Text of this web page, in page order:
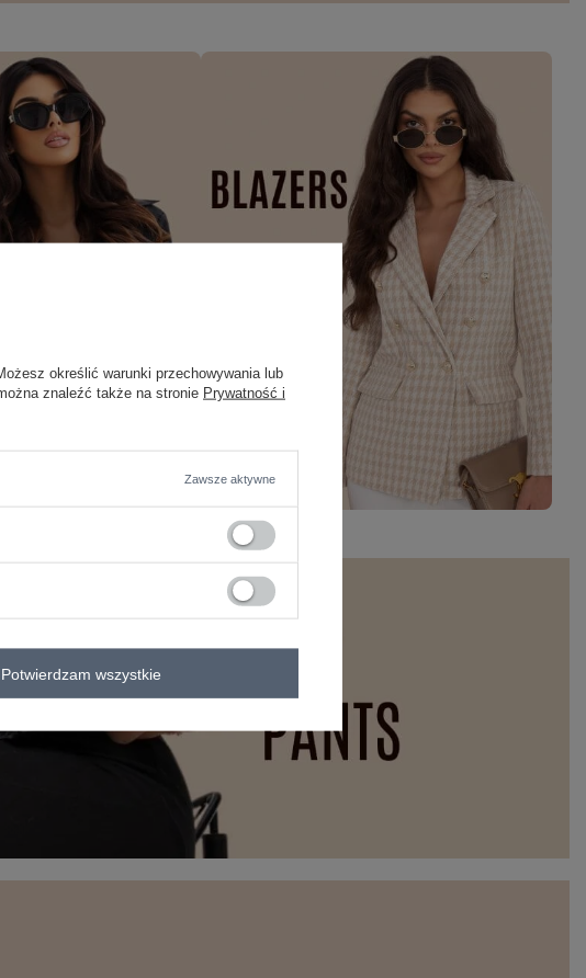
określić warunki przechowywania lub
znaleźć także na stronie Prywatność i
Zawsze aktywne
Potwierdzam wszystkie